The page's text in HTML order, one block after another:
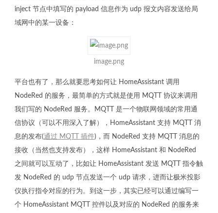
inject 节点中填写的 payload 信息作为 udp 报文内容发送给局
域网中的某一设备：
image.png
平台也有了，那么就要思考如何让 HomeAssistant 调用
NodeRed 的服务，最简单的方式就是使用 MQTT 协议来调用
我们写的 NodeRed 服务。MQTT 是一个物联网领域的常用通
信协议（可以不用深入了解），HomeAssistant 支持 MQTT 消
息的发布(通过 MQTT 插件)，而 NodeRed 支持 MQTT 消息的
接收（当然也支持发布），这样 HomeAssistant 和 NodeRed
之间就可以互动了，比如让 HomeAssistant 发送 MQTT 指令触
发 NodeRed 的 udp 节点发送一个 udp 请求，进而让极米投影
仪执行指令对应的行为。到这一步，其实已经可以通过编写一
个 HomeAssistant MQTT 控件以及对应的 NodeRed 的服务来